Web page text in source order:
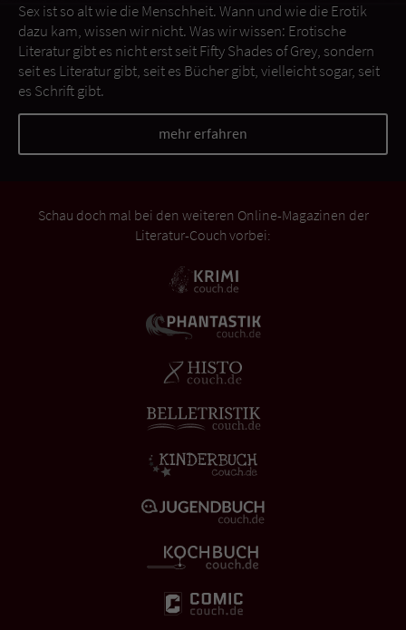
Sex ist so alt wie die Menschheit. Wann und wie die Erotik
dazu kam, wissen wir nicht. Was wir wissen: Erotische
Literatur gibt es nicht erst seit Fifty Shades of Grey, sondern
seit es Literatur gibt, seit es Bücher gibt, vielleicht sogar, seit
es Schrift gibt.
mehr erfahren
Schau doch mal bei den weiteren Online-Magazinen der
Literatur-Couch vorbei: